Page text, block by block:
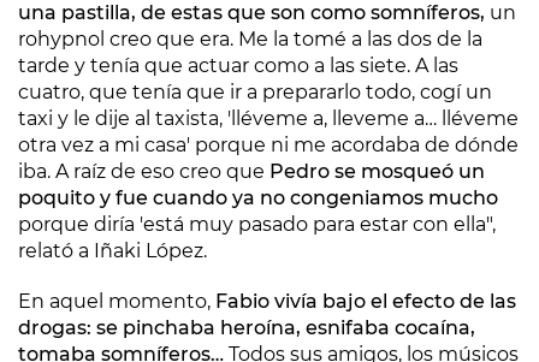
una pastilla, de estas que son como somníferos, un
rohypnol creo que era. Me la tomé a las dos de la
tarde y tenía que actuar como a las siete. A las
cuatro, que tenía que ir a prepararlo todo, cogí un
taxi y le dije al taxista, 'lléveme a, lleveme a… lléveme
otra vez a mi casa' porque ni me acordaba de dónde
iba. A raíz de eso creo que Pedro se mosqueó un
poquito y fue cuando ya no congeniamos mucho
porque diría 'está muy pasado para estar con ella",
relató a Iñaki López.
En aquel momento, Fabio vivía bajo el efecto de las
drogas: se pinchaba heroína, esnifaba cocaína,
tomaba somníferos… Todos sus amigos, los músicos